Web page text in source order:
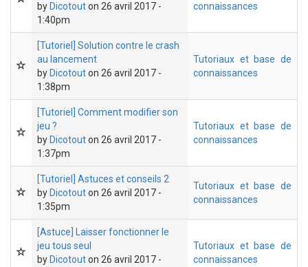
by Dicotouton 26 avril 2017 -
1:40pm
connaissances
[Tutoriel] Solution contre le crash
au lancement
by Dicotouton 26 avril 2017 -
1:38pm
Tutoriaux et base de
connaissances
[Tutoriel] Comment modifier son
jeu ?
by Dicotouton 26 avril 2017 -
1:37pm
Tutoriaux et base de
connaissances
[Tutoriel] Astuces et conseils 2
by Dicotouton 26 avril 2017 -
1:35pm
Tutoriaux et base de
connaissances
[Astuce] Laisser fonctionner le
jeu tous seul
by Dicotouton 26 avril 2017 -
Tutoriaux et base de
connaissances